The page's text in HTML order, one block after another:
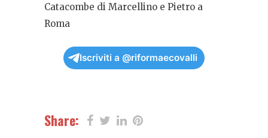
Catacombe di Marcellino e Pietro a
Roma
Iscriviti a @riformaecovalli
Share: